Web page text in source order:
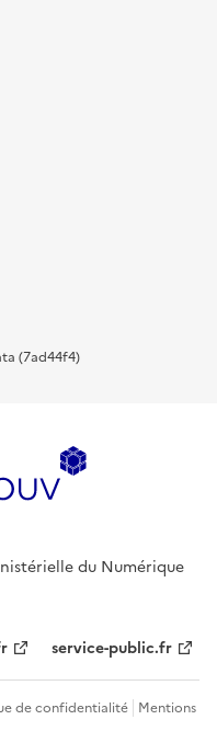
(7ad44f4)
du Numérique
service-public.fr
de confidentialité Mentions